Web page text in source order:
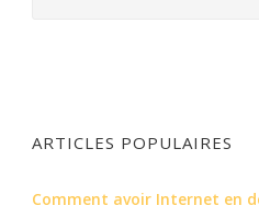
ARTICLES POPULAIRES
Comment avoir Internet en